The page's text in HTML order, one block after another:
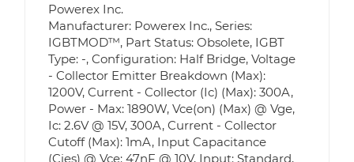
Powerex Inc.
Manufacturer: Powerex Inc., Series:
IGBTMOD™, Part Status: Obsolete, IGBT
Type: -, Configuration: Half Bridge, Voltage
- Collector Emitter Breakdown (Max):
1200V, Current - Collector (Ic) (Max): 300A,
Power - Max: 1890W, Vce(on) (Max) @ Vge,
Ic: 2.6V @ 15V, 300A, Current - Collector
Cutoff (Max): 1mA, Input Capacitance
(Cies) @ Vce: 47nF @ 10V, Input: Standard,